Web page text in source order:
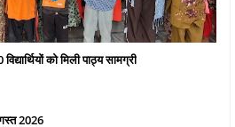
को मिली पाठ्य सामग्री
2026